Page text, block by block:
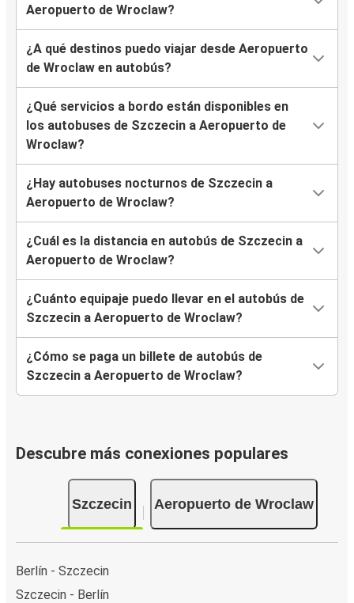
Aeropuerto de Wroclaw?
¿A qué destinos puedo viajar desde Aeropuerto
de Wroclaw en autobús?
¿Qué servicios a bordo están disponibles en
los autobuses de Szczecin a Aeropuerto de
Wroclaw?
¿Hay autobuses nocturnos de Szczecin a
Aeropuerto de Wroclaw?
¿Cuál es la distancia en autobús de Szczecin a
Aeropuerto de Wroclaw?
¿Cuánto equipaje puedo llevar en el autobús de
Szczecin a Aeropuerto de Wroclaw?
¿Cómo se paga un billete de autobús de
Szczecin a Aeropuerto de Wroclaw?
Descubre más conexiones populares
Szczecin Aeropuerto de Wroclaw
Berlín - Szczecin
Szczecin - Berlín